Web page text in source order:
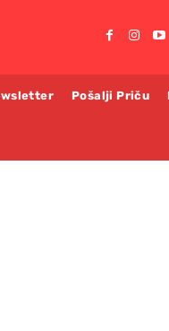
Pošalji Priču